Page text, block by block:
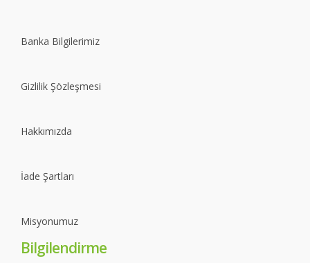
Banka Bilgilerimiz
Gizlilik Şözleşmesi
Hakkımızda
İade Şartları
Misyonumuz
Bilgilendirme